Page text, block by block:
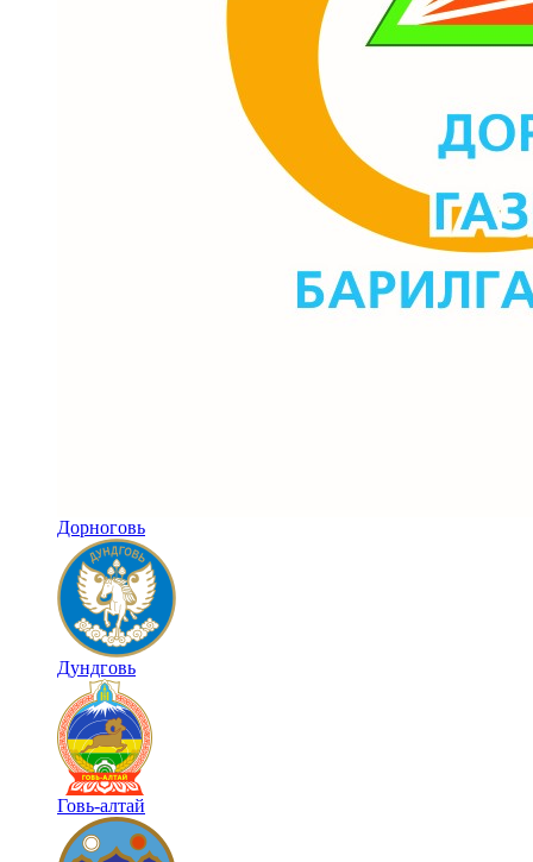
Дорноговь
Дундговь
Говь-алтай